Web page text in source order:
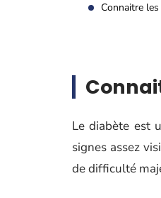
Connaitre
Le diabète est
signes assez
de difficulté